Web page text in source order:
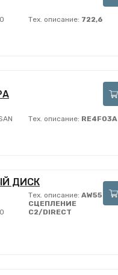
Тех. описание: 722,6
Тех. описание: RE4F03A
ДИСК
Тех. описание: AW55-51
СЦЕПЛЕНИЕ
C2/DIRECT